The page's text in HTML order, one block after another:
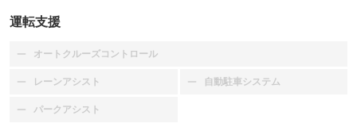
運転支援
オートクルーズコントロール
：装備なし
レーンアシスト
：装備なし 自動駐車システム
：装備なし
パークアシスト
：装備なし